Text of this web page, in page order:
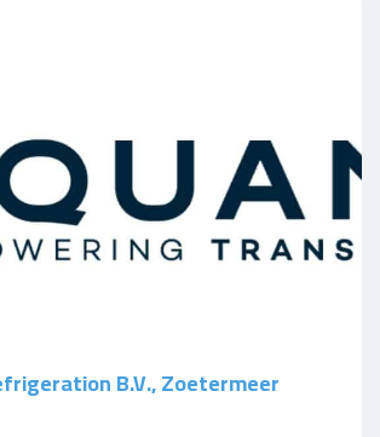
B.V., Zoetermeer